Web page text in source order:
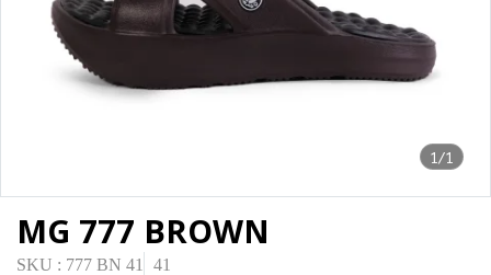
1/1
MG 777 BROWN
SKU : 777 BN 41
41